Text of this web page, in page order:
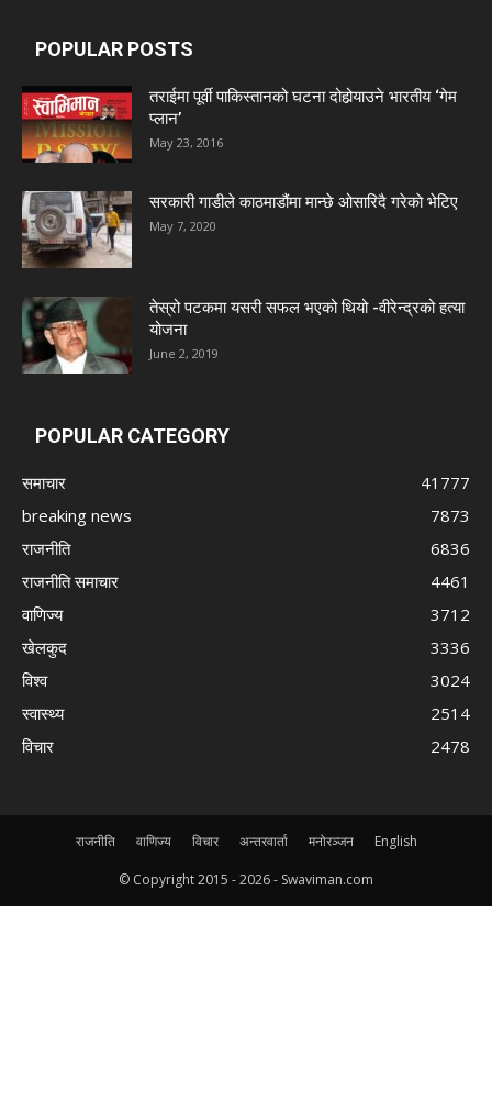
POPULAR POSTS
तराईमा पूर्वी पाकिस्तानको घटना दोहोर्‍याउने भारतीय ‘गेम
प्लान’
May 23, 2016
सरकारी गाडीले काठमाडौंमा मान्छे ओसारिदै गरेकाे भेटिए
May 7, 2020
तेस्रो पटकमा यसरी सफल भएको थियो -वीरेन्द्रको हत्या
योजना
June 2, 2019
POPULAR CATEGORY
समाचार
41777
breaking news
7873
राजनीति
6836
राजनीति समाचार
4461
वाणिज्य
3712
खेलकुद
3336
विश्व
3024
स्वास्थ्य
2514
विचार
2478
राजनीति वाणिज्य विचार अन्तरवार्ता मनोरञ्जन English
© Copyright 2015 -2026 - Swaviman.com